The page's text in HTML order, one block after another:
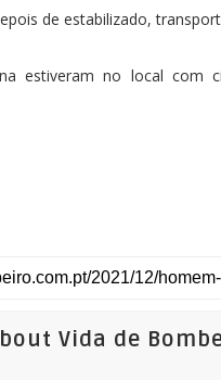
de estabilizado,
estiveram no local com
Vida de